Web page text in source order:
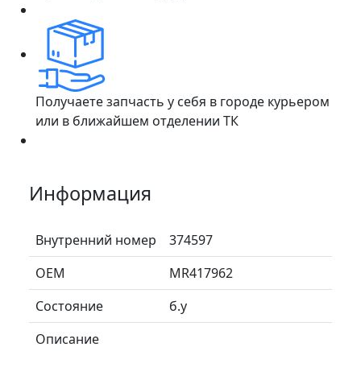
Получаете запчасть у себя в городе курьером
или в ближайшем отделении ТК
Информация
Внутренний номер
374597
ОЕМ
MR417962
Состояние
б.у
Описание